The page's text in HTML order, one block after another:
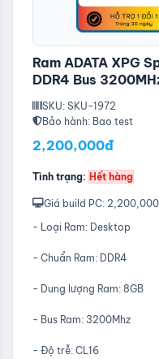
Ram ADATA XPG
DDR4 Bus
SKU: SKU-1972
Bảo hành: Bao test
2,200,000đ
Tình trạng: Hết hàng
Giá build PC:
- Loại Ram: Desktop
- Chuẩn Ram: DDR4
- Dung lượng Ram: 8GB
- Bus Ram: 3200Mhz
- Độ trễ: CL16